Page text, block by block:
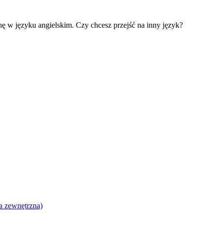
w języku angielskim. Czy chcesz przejść na inny język?
zewnętrzna)